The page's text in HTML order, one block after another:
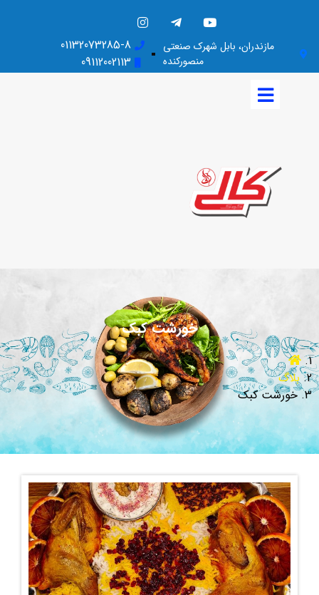
مازندران، بابل شهرک صنعتی
منصورکنده
01132073285-8
09112002113
خورشت کبک
بلاگ
خورشت کبک